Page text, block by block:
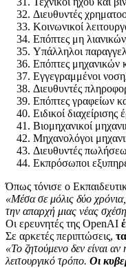
Διευθυντές
Κοινωνικοί
Επόπτες μη
Υπάλληλοι
Επόπτες μηχανικών
Εγγεγραμμένοι
Διευθυντές
Επόπτες γραφείων
Ειδικοί διαχείρισης
Βιομηχανικοί
Μηχανολόγοι
Διευθυντές
Εκπρόσωποι
Όπως τόνισε ο
«Μέσα σε μόλις δύο
την απαρχή μιας νέας
Οι ερευνητές της OpenAI
Σε αρκετές περιπτώσεις,
«Το ζητούμενο δεν είναι
λειτουργικό τρόπο. Οι